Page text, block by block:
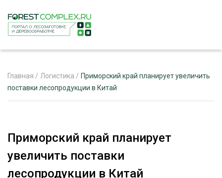
РЕКЛАМОДАТЕЛЯМ
Главная / Логистика / Приморский край планирует увеличить
поставки лесопродукции в Китай
Приморский край планирует
увеличить поставки
лесопродукции в Китай